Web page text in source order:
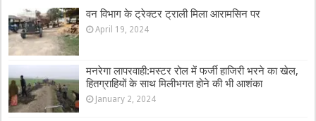
वन विभाग के ट्रेक्टर ट्राली मिला आरामसिन पर
April 19, 2024
मनरेगा लापरवाही:मस्टर रोल में फर्जी हाजिरी भरने का खेल,
हितग्राहियों के साथ मिलीभगत होने की भी आशंका
January 2, 2024